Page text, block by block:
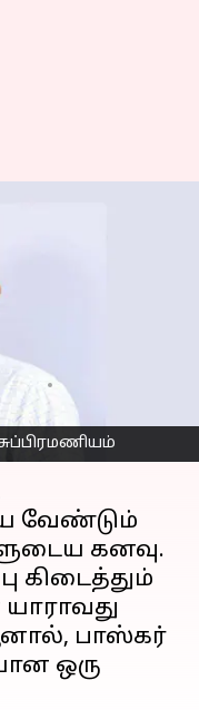
2023 10:54 am
வேண்டும்
கனவு.
கிடைத்தும்
பாஸ்கர்
ஒரு